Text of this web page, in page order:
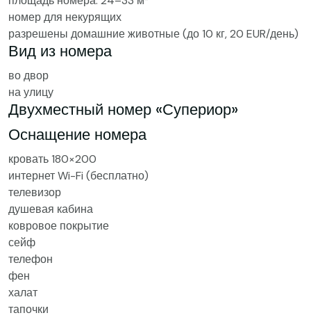
номер для некурящих
разрешены домашние животные (до 10 кг, 20 EUR/день)
Вид из номера
во двор
на улицу
Двухместный номер «Супериор»
Оснащение номера
кровать 180×200
интернет Wi-Fi (бесплатно)
телевизор
душевая кабина
ковровое покрытие
сейф
телефон
фен
халат
тапочки